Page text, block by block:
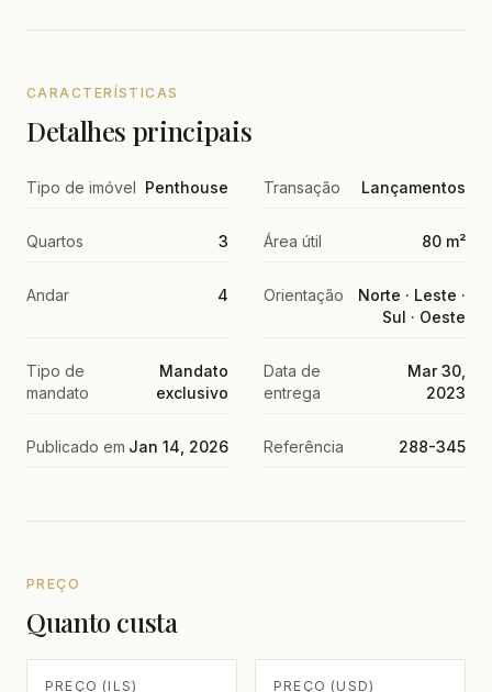
CARACTERÍSTICAS
Detalhes principais
Tipo de imóvel Penthouse Transação Lançamentos
Quartos 3 Área útil 80 m²
Andar 4 Orientação
Norte · Leste ·
Sul · Oeste
Tipo de
mandato
Mandato
exclusivo
Data de
entrega
Mar 30,
2023
Publicado em Jan 14, 2026 Referência 288-345
PREÇO
Quanto custa
PREÇO (ILS) PREÇO (USD)